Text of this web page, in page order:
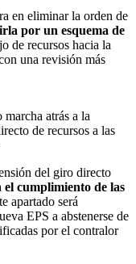
en eliminar la orden de
por un esquema de
de recursos hacia la
una revisión más
atrás a la
de recursos a las
del giro directo
el cumplimiento de las
apartado será
EPS a abstenerse de
por el contralor